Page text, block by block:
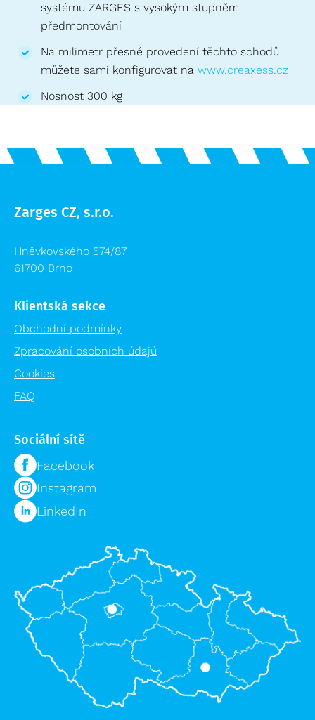
systému ZARGES s vysokým stupněm
předmontování
Na milimetr přesné provedení těchto schodů
můžete sami konfigurovat na www.creaxess.cz
Nosnost 300 kg
Zarges CZ, s.r.o.
Hněvkovského 574/87
61700 Brno
Klientská sekce
Obchodní podmínky
Zpracování osobních údajů
Cookies
FAQ
Sociální sítě
Facebook
Instagram
LinkedIn